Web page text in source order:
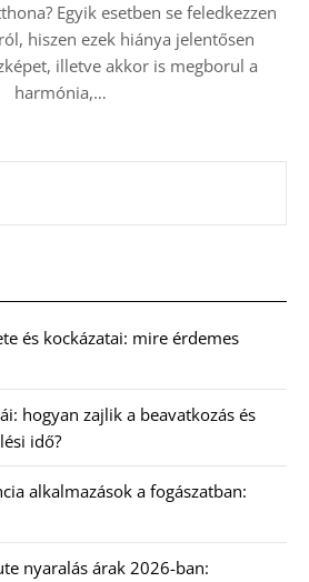
Egyik esetben se feledkezzen
hiszen ezek hiánya jelentősen
illetve akkor is megborul a
harmónia,…
és kockázatai: mire érdemes
hogyan zajlik a beavatkozás és
idő?
alkalmazások a fogászatban:
nyaralás árak 2026-ban: